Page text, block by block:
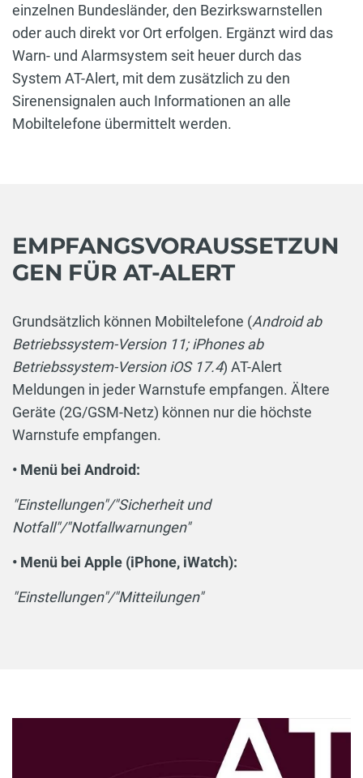
einzelnen Bundesländer, den Bezirkswarnstellen
oder auch direkt vor Ort erfolgen. Ergänzt wird das
Warn- und Alarmsystem seit heuer durch das
System AT-Alert, mit dem zusätzlich zu den
Sirenensignalen auch Informationen an alle
Mobiltelefone übermittelt werden.
EMPFANGSVORAUSSETZUN
GEN FÜR AT-ALERT
Grundsätzlich können Mobiltelefone (Android ab
Betriebssystem-Version 11; iPhones ab
Betriebssystem-Version iOS 17.4) AT-Alert
Meldungen in jeder Warnstufe empfangen. Ältere
Geräte (2G/GSM-Netz) können nur die höchste
Warnstufe empfangen.
• Menü bei Android:
"Einstellungen"/"Sicherheit und
Notfall"/"Notfallwarnungen"
• Menü bei Apple (iPhone, iWatch):
"Einstellungen"/"Mitteilungen"